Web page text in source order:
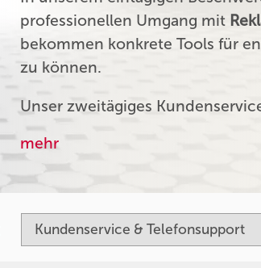
professionellen Umgang mit
bekommen konkrete Tools für
zu können.
Unser zweitägiges
mehr